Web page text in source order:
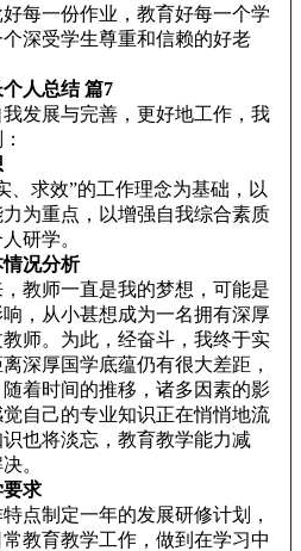
每一份作业，教育好每一个学
深受学生尊重和信赖的好老
人总结 篇7
发展与完善，更好地工作，我
求效”的工作理念为基础，以
为重点，以增强自我综合素质
研学。
况分析
教师一直是我的梦想，可能是
，从小甚想成为一名拥有深厚
师。为此，经奋斗，我终于实
深厚国学底蕴仍有很大差距，
着时间的推移，诸多因素的影
自己的专业知识正在悄悄地流
也将淡忘，教育教学能力减
。
要求
点制定一年的发展研修计划，
教育教学工作，做到在学习中